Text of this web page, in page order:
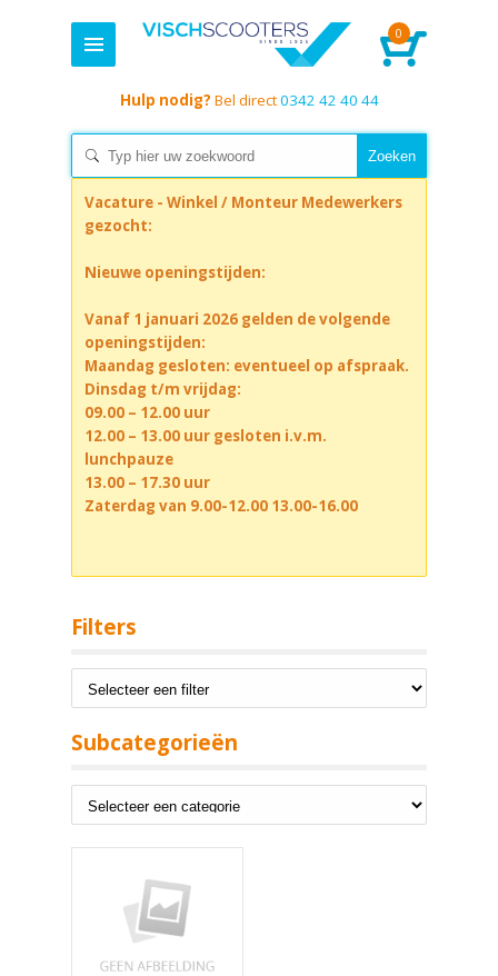
0
Hulp nodig? Bel direct0342 42 40 44
Vacature - Winkel / Monteur Medewerkers
gezocht:
Nieuwe openingstijden:
Vanaf 1 januari 2026 gelden de volgende
openingstijden:
Maandag gesloten: eventueel op afspraak.
Dinsdag t/m vrijdag:
09.00 – 12.00 uur
12.00 – 13.00 uur gesloten i.v.m.
lunchpauze
13.00 – 17.30 uur
Zaterdag van 9.00-12.00 13.00-16.00
Filters
Subcategorieën